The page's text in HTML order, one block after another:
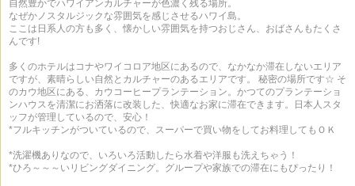
自然豊かでハワイアンカルチャーが色濃く残る場所。
なぜかノスタルジックな雰囲気を感じさせるハワイ島。
ここは日系人の方も多く、懐かしい雰囲気を持つおじさん、おばさんもたくさ
んです!
多くのホテルはコナやワイコロア地区にあるので、なかなか滞在しないエリア
ですが、素晴らしい自然とカルチャーのあるエリアです。 秘密の場所です☆ そ
のカウ地区にある、カウコーヒープランテーション。かつてのプランテーショ
ンハウスを清潔にお洒落に改装した、快適なお家に滞在できます。日本人スタ
ッフが管理しているので、安心！
*フルキッチンがついているので、スーパーで買い物をしてお料理してもＯＫ
*洗濯機ありなので、いろいろ活動したら水着や洋服も洗えちゃう！
*ひろ～～～いリビングダイニング。グループや家族での滞在にもぴったり！